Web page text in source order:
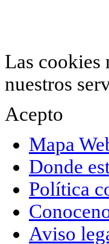
Las cookies
nuestros
Acepto
Mapa
Donde
Política
Aviso